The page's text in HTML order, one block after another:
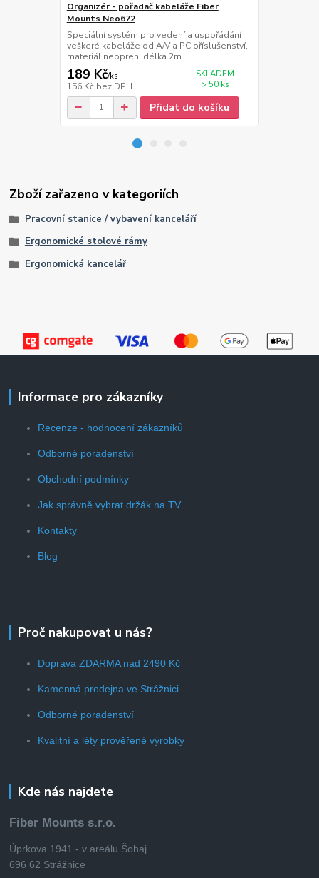
Organizér - pořadač kabeláže Fiber
Mounts Neo672
Speciální systém pro vedení a uspořádání
veškeré kabeláže od A/V a PC příslušenství,
materiál neopren, délka 2m
189 Kč/ks
156 Kč bez DPH
SKLADEM
> 50 ks
Přidat do košíku
Zboží zařazeno v kategoriích
Pracovní stanice / vybavení kanceláří
Ergonomické stolové rámy
Ergonomická kancelář
Informace pro zákazníky
Recenze - hodnocení zákazníků
Odborné poradenství
Obchodní podmínky
Jak správně vybrat držák na TV
Kontakty
Blog
Proč nakupovat u nás?
Doprava ZDARMA nad 2490 Kč
Kamenná prodejna ve Strážnici
Odborné poradenství
Kvalitní a léty prověřené výrobky
Kde nás najdete
Fiber Mounts s.r.o.
Úprkova 1941 - v areálu Šohaj
696 62 Strážnice